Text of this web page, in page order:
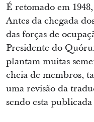
É retomado em
Antes da chegada
das forças de
Presidente do
plantam muitas
cheia de membros,
uma revisão da
sendo esta publicada